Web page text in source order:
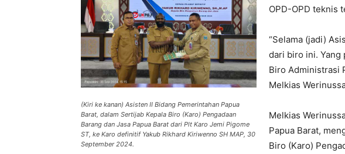
(Kiri ke kanan) Asisten II Bidang Pemerintahan Papua
Barat, dalam Sertijab Kepala Biro (Karo) Pengadaan
Barang dan Jasa Papua Barat dari Plt Karo Jemi Pigome
ST, ke Karo definitif Yakub Rikhard Kiriwenno SH MAP, 30
September 2024.
OPD-OPD teknis
“Selama (jadi)
dari biro ini. Yang
Biro Administrasi
Melkias
Melkias
Papua Barat,
Biro (Karo)